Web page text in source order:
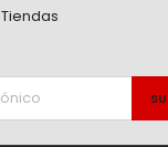
Tiendas